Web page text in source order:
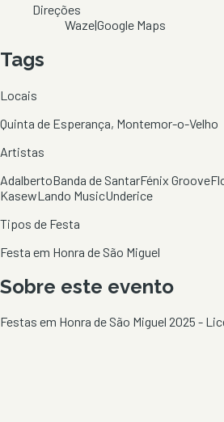
Direções
Waze|Google Maps
Tags
Locais
Quinta de Esperança, Montemor-o-Velho
Artistas
AdalbertoBanda de SantarFénix Groove
KasewLando MusicUnderice
Tipos de Festa
Festa em Honra de São Miguel
Sobre este evento
Festas em Honra de São Miguel 2025 -